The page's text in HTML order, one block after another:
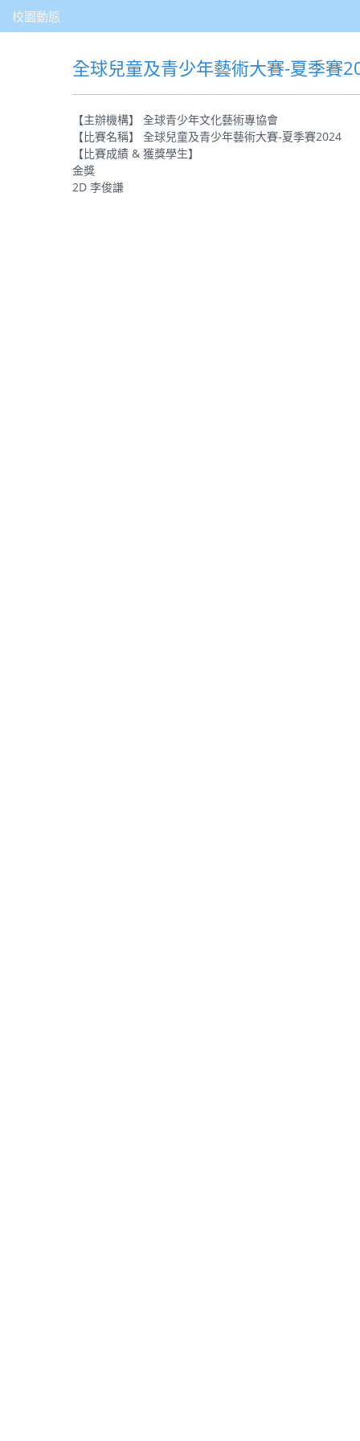
校園動態
全球兒童及青少年藝術大賽-夏季賽
【主辦機構】 全球青少年文化藝術專協會
【比賽名稱】 全球兒童及青少年藝術大賽-夏季賽2024
【比賽成績 & 獲獎學生】
金獎
2D 李俊謙